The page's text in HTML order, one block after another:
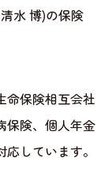
水 博)の保険
命保険相互会社
保険、個人年金
しています。